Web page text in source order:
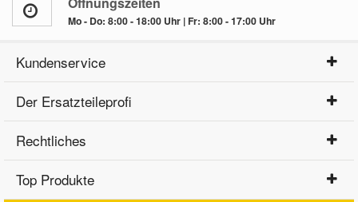
Mo - Do: 8:00 - 18:00 Uhr | Fr: 8:00 - 17:00 Uhr
Kundenservice
Der Ersatzteileprofi
Rechtliches
Top Produkte